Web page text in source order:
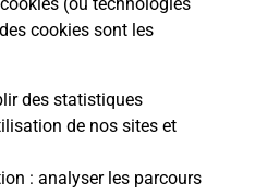
cookies sont les
des statistiques
de nos sites et
: analyser les parcours
ou reconditionné